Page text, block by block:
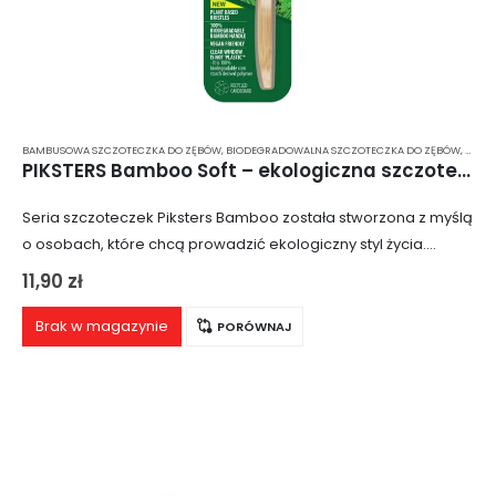
BAMBUSOWA SZCZOTECZKA DO ZĘBÓW, BIODEGRADOWALNA SZCZOTECZKA DO ZĘBÓW,
PIKSTERS Bamboo Soft – ekologiczna szczoteczka do zębów z bambusa
Seria szczoteczek Piksters Bamboo została stworzona z myślą
o osobach, które chcą prowadzić ekologiczny styl życia.
Szczoteczka Piksters Bamboo Soft wyróżnia się nie tylko tym,
że jest wykonana w całości…
11,90 zł
Brak w magazynie PORÓWNAJ